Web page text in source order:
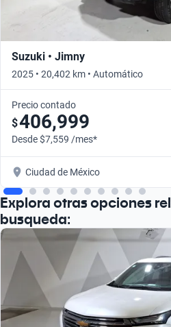
Suzuki • Jimny
2025 • 20,402 km • Automático
Precio contado
$406,999
Desde $7,559 /mes*
Ciudad de México
Explora otras opciones
busqueda: